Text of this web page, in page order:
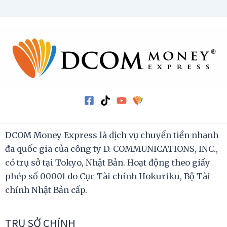
DCOM Money Express là dịch vụ chuyển tiền nhanh
đa quốc gia của công ty D. COMMUNICATIONS, INC.,
có trụ sở tại Tokyo, Nhật Bản. Hoạt động theo giấy
phép số 00001 do Cục Tài chính Hokuriku, Bộ Tài
chính Nhật Bản cấp.
TRỤ SỞ CHÍNH